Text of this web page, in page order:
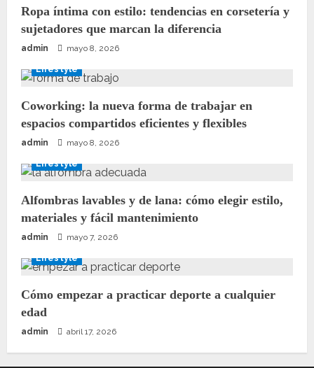
Ropa íntima con estilo: tendencias en corsetería y
sujetadores que marcan la diferencia
admin mayo 8, 2026
Lifestyle
Coworking: la nueva forma de trabajar en
espacios compartidos eficientes y flexibles
admin mayo 8, 2026
Lifestyle
Alfombras lavables y de lana: cómo elegir estilo,
materiales y fácil mantenimiento
admin mayo 7, 2026
Lifestyle
Cómo empezar a practicar deporte a cualquier
edad
admin abril 17, 2026